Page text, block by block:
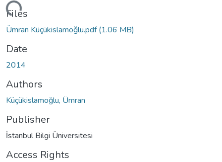
Files
Ümran Küçükislamoğlu.pdf(1.06 MB)
Date
2014
Authors
Küçükislamoğlu, Ümran
Publisher
İstanbul Bilgi Üniversitesi
Access Rights